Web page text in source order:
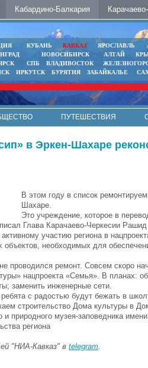
Кабардино-Балкария
КУБАНЬ КАВКАЗ ЯРОСЛАВЛЬ
НОВОСИБИРСК АЛТАЙ
СПБ ВЛАДИВОСТОК
ИРКУТСК БУРЯТИЯ ЗАБАЙКАЛЬЕ
ПУТЕШЕСТВИЯ
в Эркен-Шахаре
В этом году в список
Шахаре.
Это учреждение, которое в
Глава Карачаево-Черкесии Рашид
участию региона в
объектов, необходимых для
проводился ремонт. Совсем скоро
нацпроекта «Семья». В планах:
заменить инженерные сети.
с радостью будут бежать в
строительство Дома культуры в
и природного музея-заповедника
региона
"НИА-Кавказ" в telegram